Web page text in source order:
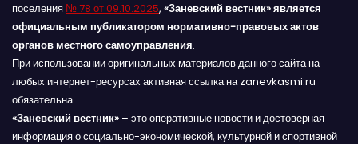
поселения № 78 от 09.10.2025, «Заневский вестник» является
официальным публикатором нормативно-правовых актов
органов местного самоуправления.
При использовании оригинальных материалов данного сайта на
любых интернет-ресурсах активная ссылка на zanevkasmi.ru
обязательна.
«Заневский вестник» – это оперативные новости и достоверная
информация о социально-экономической, культурной и спортивной